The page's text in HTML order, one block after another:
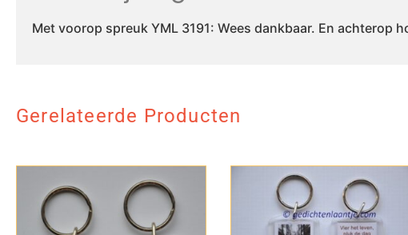
Met voorop spreuk YML 3191: Wees dankbaar. En achterop
Gerelateerde Producten